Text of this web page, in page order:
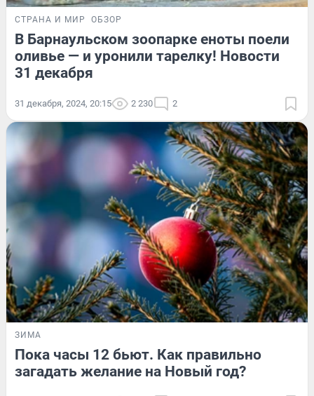
СТРАНА И МИР ОБЗОР
В Барнаульском зоопарке еноты поели
оливье — и уронили тарелку! Новости
31 декабря
31 декабря, 2024, 20:15 2 230 2
ЗИМА
Пока часы 12 бьют. Как правильно
загадать желание на Новый год?